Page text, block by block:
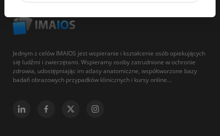
Jednym z celów IMAIOS jest wspieranie i kształcenie osób opiekujących
się ludźmi i zwierzętami. Wspieramy osoby zatrudnione w ochronie
zdrowia, udostępniając im atlasy anatomiczne, współtworzone bazy
badań obrazowych przypadków klinicznych i kursy online...